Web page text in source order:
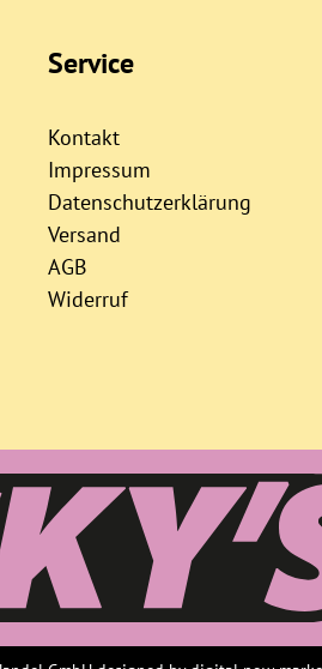
Service
Kontakt
Impressum
Datenschutzerklärung
Versand
AGB
Widerruf